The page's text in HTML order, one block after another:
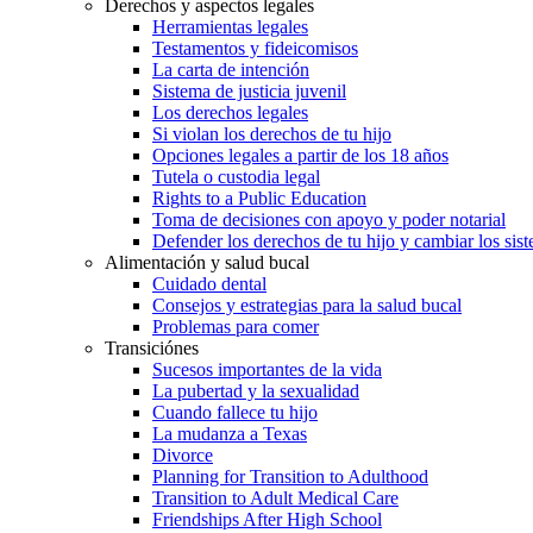
Derechos y aspectos legales
Herramientas legales
Testamentos y fideicomisos
La carta de intención
Sistema de justicia juvenil
Los derechos legales
Si violan los derechos de tu hijo
Opciones legales a partir de los 18 años
Tutela o custodia legal
Rights to a Public Education
Toma de decisiones con apoyo y poder notarial
Defender los derechos de tu hijo y cambiar los
Alimentación y salud bucal
Cuidado dental
Consejos y estrategias para la salud bucal
Problemas para comer
Transiciónes
Sucesos importantes de la vida
La pubertad y la sexualidad
Cuando fallece tu hijo
La mudanza a Texas
Divorce
Planning for Transition to Adulthood
Transition to Adult Medical Care
Friendships After High School